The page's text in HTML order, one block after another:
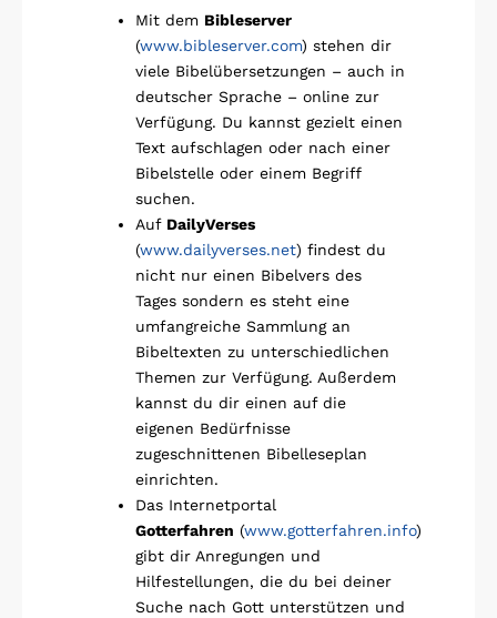
Mit dem Bibleserver
(www.bibleserver.com) stehen dir
viele Bibelübersetzungen – auch in
deutscher Sprache – online zur
Verfügung. Du kannst gezielt einen
Text aufschlagen oder nach einer
Bibelstelle oder einem Begriff
suchen.
Auf DailyVerses
(www.dailyverses.net) findest du
nicht nur einen Bibelvers des
Tages sondern es steht eine
umfangreiche Sammlung an
Bibeltexten zu unterschiedlichen
Themen zur Verfügung. Außerdem
kannst du dir einen auf die
eigenen Bedürfnisse
zugeschnittenen Bibelleseplan
einrichten.
Das Internetportal
Gotterfahren (www.gotterfahren.info)
gibt dir Anregungen und
Hilfestellungen, die du bei deiner
Suche nach Gott unterstützen und